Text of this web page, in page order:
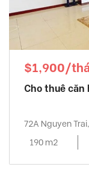
$1,900/
Cho thuê căn
72A Nguyen
190 m2